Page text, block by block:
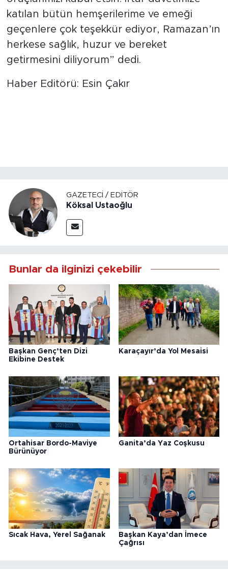
katılan bütün hemşerilerime ve emeği
geçenlere çok teşekkür ediyor, Ramazan’ın
herkese sağlık, huzur ve bereket
getirmesini diliyorum” dedi.
Haber Editörü: Esin Çakır
GAZETECI / EDITÖR
Köksal Ustaoğlu
Bunlar da ilginizi çekebilir
Başkan Genç’ten Dizi
Ekibine Destek
Karaçayır’da Yol Mesaisi
Ortahisar Bordo-Maviye
Bürünüyor
Ganita’da Yaz Coşkusu
Sıcak Hava, Yerel Sağanak
Başkan Kaya’dan İmece
Çağrısı